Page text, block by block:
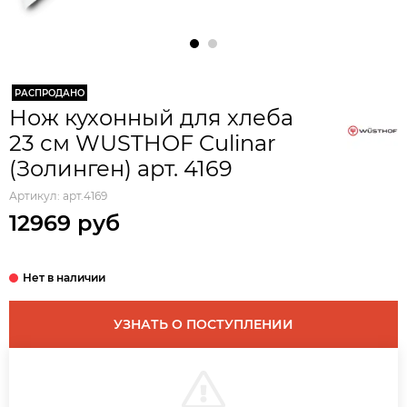
РАСПРОДАНО
Нож кухонный для хлеба
23 см WUSTHOF Culinar
(Золинген) арт. 4169
Артикул: арт.4169
12969 руб
УЗНАТЬ О ПОСТУПЛЕНИИ